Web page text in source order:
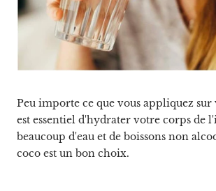
Peu importe ce que vous appliquez sur
est essentiel d'hydrater votre corps de
beaucoup d'eau et de boissons non
coco est un bon choix.